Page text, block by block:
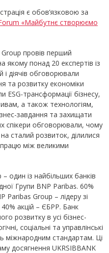
є обов’язковою за
«Майбутнє створюємо
провів перший
якому понад 20 експертів із
і діячів обговорювали
та розвитку економіки
ESG-трансформації бізнесу,
а також технологіям,
завдання та захищати
спікери обговорювали, чому
сталий розвиток, ділилися
між великими
один із найбільших банків
Групи BNP Paribas. 60%
Paribas Group – лідеру зі
акцій – ЄБРР. Банк
розвитку в усі бізнес-
соціальні та управлінські
міжнародним стандартам. Ці
досягнення UKRSIBBANK